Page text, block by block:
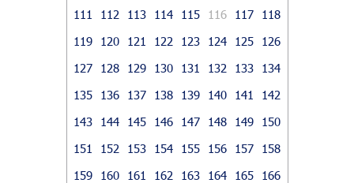
111
112 113 114 115 116 117
118
119
120 121 122 123 124 125
126
127
128 129 130 131 132 133
134
135
136 137 138 139 140 141
142
143
144 145 146 147 148 149
150
151
152 153 154 155 156 157
158
159
160 161 162 163 164 165
166